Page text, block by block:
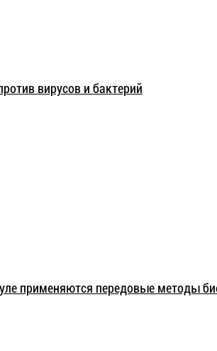
вирусов и бактерий
применяются передовые методы